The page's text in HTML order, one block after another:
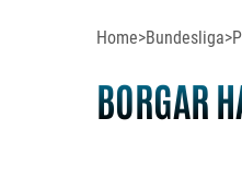
Home>Bundesliga>
BORGAR